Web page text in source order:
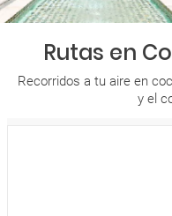
Rutas en
Recorridos a tu aire en
y el